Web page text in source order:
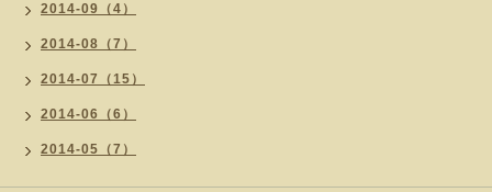
2014-09（4）
2014-08（7）
2014-07（15）
2014-06（6）
2014-05（7）